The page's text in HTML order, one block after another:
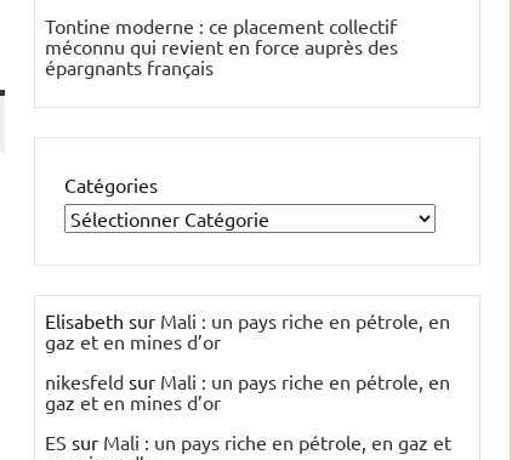
Tontine moderne : ce placement collectif
méconnu qui revient en force auprès des
épargnants français
Catégories
Elisabeth sur Mali : un pays riche en pétrole, en
gaz et en mines d’or
nikesfeld sur Mali : un pays riche en pétrole, en
gaz et en mines d’or
ES sur Mali : un pays riche en pétrole, en gaz et